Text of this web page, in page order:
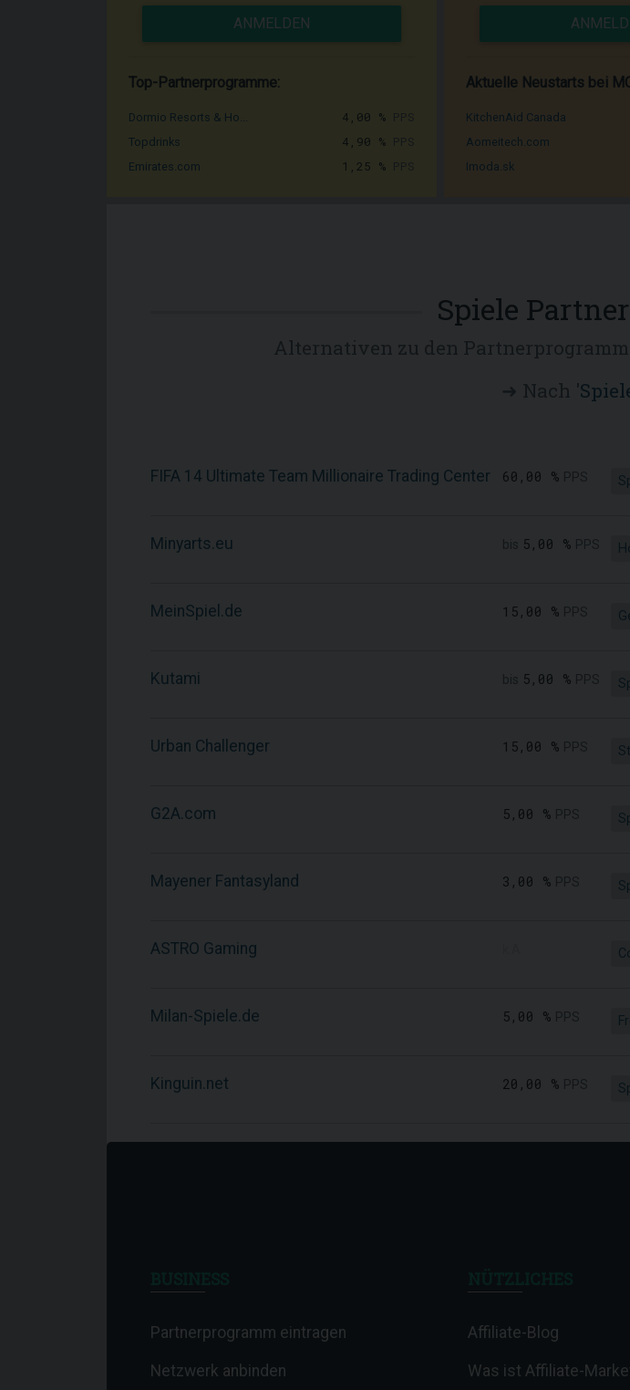
ANMELDEN
Top-Partnerprogramme:
Dormio Resorts & Ho... 4,00 %
Topdrinks 4,90 %
Emirates.com 1,25 %
Aktuelle Neustarts bei
KitchenAid Canada
Aomeitech.com
Imoda.sk
Spiele
FIFA 14 Ultimate Team Millionaire Trading Center 60,00 %
Minyarts.eu 5,00 %
MeinSpiel.de 15,00 %
Kutami 5,00 %
Urban Challenger 15,00 %
G2A.com 5,00 %
Mayener Fantasyland 3,00 %
ASTRO Gaming
Milan-Spiele.de 5,00 %
Kinguin.net 20,00 %
Partnerprogramm eintragen
Netzwerk anbinden
Affiliate-Blog
Was ist Affiliate-